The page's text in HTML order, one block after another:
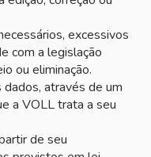
excessivos
com a legislação
ou eliminação.
através de um
a VOLL trata a seu
de seu